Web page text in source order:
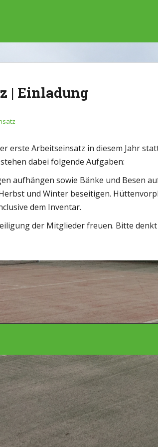
| Einladung
erste Arbeitseinsatz in diesem Jahr
dabei folgende Aufgaben:
aufhängen sowie Bänke und Besen
und Winter beseitigen.
dem Inventar.
der Mitglieder freuen. Bitte